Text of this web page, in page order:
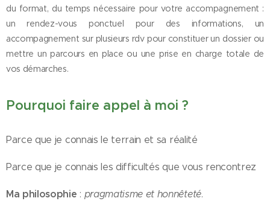
du format, du temps nécessaire pour votre accompagnement :
un rendez-vous ponctuel pour des informations, un
accompagnement sur plusieurs rdv pour constituer un dossier ou
mettre un parcours en place ou une prise en charge totale de
vos démarches.
Pourquoi faire appel à moi ?
Parce que je connais le terrain et sa réalité
Parce que je connais les difficultés que vous rencontrez
Ma philosophie : pragmatisme et honnêteté.